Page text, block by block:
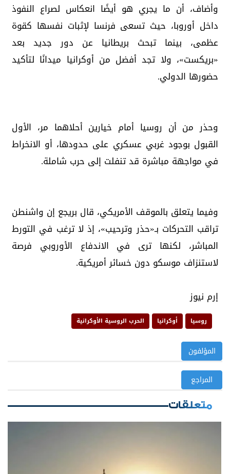
وأضاف، أن ما يجري هو أيضًا انعكاس لصراع النفوذ
داخل أوروبا، حيث تسعى فرنسا لإثبات نفسها كقوة
عظمى، بينما تبحث بريطانيا عن دور جديد بعد
«بريكست»، ولا تجد أفضل من أوكرانيا ميدانًا لتأكيد
حضورها الدولي.
وحذر من أن روسيا أمام خيارين أحلاهما مر، الأول
القبول بوجود غربي عسكري على حدودها، أو الانخراط
في مواجهة مباشرة قد تنفلت إلى حرب شاملة.
وفيما يتعلق بالموقف الأمريكي، قال بريجع إن واشنطن
تراقب التحركات بـ«حذر وترحيب»، إذ لا ترغب في التورط
المباشر، لكنها ترى في الاندفاع الأوروبي فرصة
لاستنزاف موسكو دون خسائر أمريكية.
إرم نيوز
روسيا أوكرانيا الحرب الروسية الأوكرانية
المؤلفون
المراجع
متعلقات